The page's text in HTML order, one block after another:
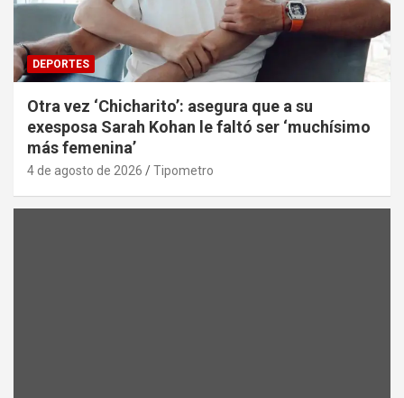
DEPORTES
Otra vez ‘Chicharito’: asegura que a su
exesposa Sarah Kohan le faltó ser ‘muchísimo
más femenina’
4 de agosto de 2026 Tipometro